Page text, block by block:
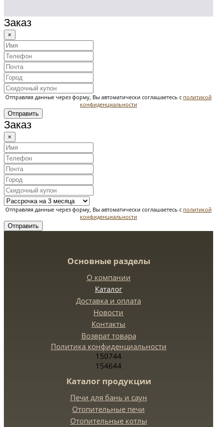
Заказ
×
Отправляя данные через форму, Вы автоматически соглашаетесь с политикой
конфиденциальности
Отправить
Заказ
×
Отправляя данные через форму, Вы автоматически соглашаетесь с политикой
конфиденциальности
Отправить
Основные разделы
О компании
Каталог
Доставка и оплата
Новости
Контакты
Возврат товара
Политика конфиденциальности
150744
154644
Каталог продукции
Печи для бань и саун
Отопительные печи
Отопительные котлы